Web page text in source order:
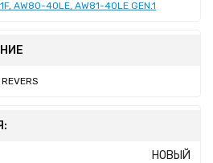
AW80-40LE, AW81-40LE GEN.1
НОВЫЙ